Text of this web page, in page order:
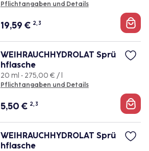
Pflichtangaben und Details
19,59 € 2, 3
WEIHRAUCHHYDROLAT Sprü
hflasche
20 ml • 275,00 € / l
Pflichtangaben und Details
5,50 € 2, 3
WEIHRAUCHHYDROLAT Sprü
hflasche